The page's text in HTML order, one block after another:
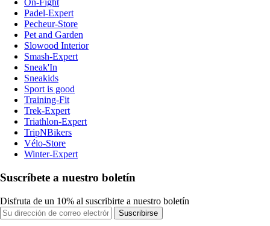
On-Fight
Padel-Expert
Pecheur-Store
Pet and Garden
Slowood Interior
Smash-Expert
Sneak'In
Sneakids
Sport is good
Training-Fit
Trek-Expert
Triathlon-Expert
TripNBikers
Vélo-Store
Winter-Expert
Suscríbete a nuestro boletín
Disfruta de un 10% al suscribirte a nuestro boletín
Suscribirse